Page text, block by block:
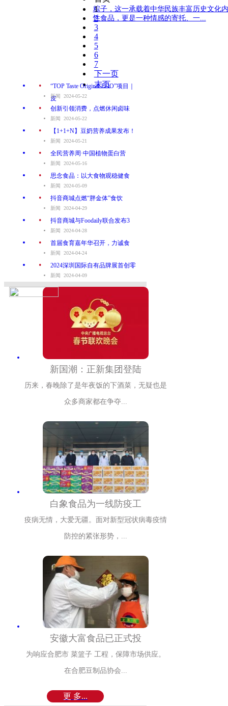
粽子，这一承载着中华民族丰富历史文化
性食品，更是一种情感的寄托、一...
1
2
3
4
5
6
7
下一页
末页
.
“TOP Taste Original PDO”项目｜
皮
新闻 2024-05-22
. 创新引领消费，点燃休闲卤味
新闻 2024-05-22
. 【1+1+N】豆奶营养成果发布！
新闻 2024-05-21
. 全民营养周·中国植物蛋白营
新闻 2024-05-16
. 思念食品：以大食物观稳健食
新闻 2024-05-09
. 抖音商城点燃“胖金体”食饮
新闻 2024-04-29
. 抖音商城与Foodaily联合发布3
新闻 2024-04-28
. 首届食育嘉年华召开，力诚食
新闻 2024-04-24
. 2024深圳国际自有品牌展首创零
新闻 2024-04-09
新国潮：正新集团登陆
历来，春晚除了是年夜饭的下酒菜，无疑也是
众多商家都在争夺...
白象食品为一线防疫工
疫病无情，大爱无疆。面对新型冠状病毒疫情
防控的紧张形势，...
安徽大富食品已正式投
为响应合肥市 菜篮子 工程，保障市场供应。
在合肥豆制品协会...
更 多...